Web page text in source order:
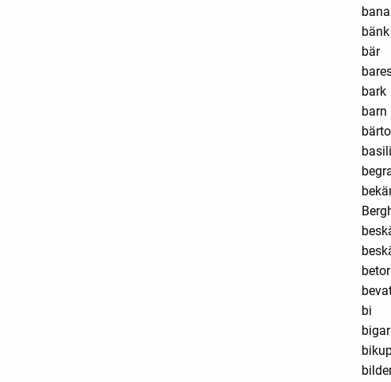
bänk
bär
bark
barn
betor
bi